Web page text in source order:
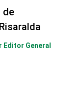
de
Editor General